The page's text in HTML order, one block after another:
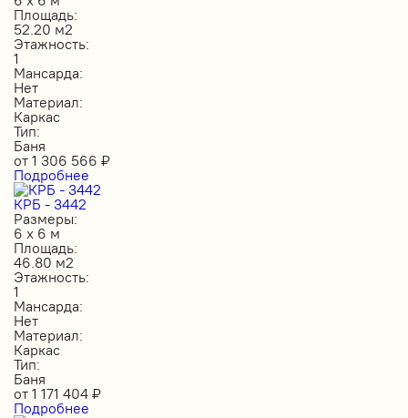
Площадь:
52.20 м2
Этажность:
1
Мансарда:
Нет
Материал:
Каркас
Тип:
Баня
от 1 306 566 ₽
Подробнее
КРБ - 3442
Размеры:
6 х 6 м
Площадь:
46.80 м2
Этажность:
1
Мансарда:
Нет
Материал:
Каркас
Тип:
Баня
от 1 171 404 ₽
Подробнее